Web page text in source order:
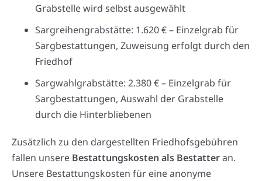
Grabstelle wird selbst ausgewählt
Sargreihengrabstätte: 1.620 € – Einzelgrab für
Sargbestattungen, Zuweisung erfolgt durch den
Friedhof
Sargwahlgrabstätte: 2.380 € – Einzelgrab für
Sargbestattungen, Auswahl der Grabstelle
durch die Hinterbliebenen
Zusätzlich zu den dargestellten Friedhofsgebühren
fallen unsere Bestattungskosten als Bestatteran.
Unsere Bestattungskosten für eine anonyme